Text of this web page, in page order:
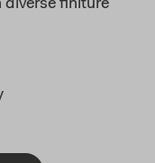
diverse finiture